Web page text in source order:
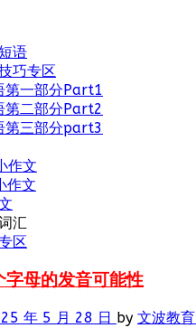
语
巧专区
第一部分Part1
第二部分Part2
第三部分part3
作文
作文
汇
区
母的发音可能性
年 5 月 28 日 by 文波教育